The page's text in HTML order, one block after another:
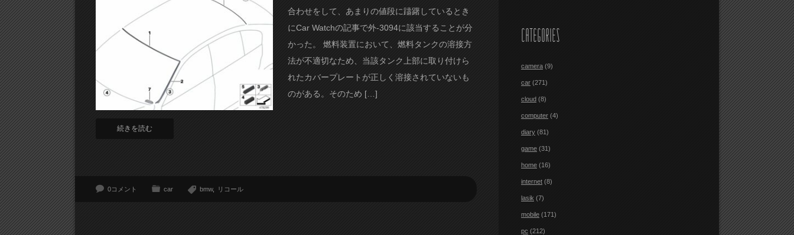
合わせをして、あまりの値段に躊躇しているとき
にCar Watchの記事で外-3094に該当することが分
かった。 燃料装置において、燃料タンクの溶接方
法が不適切なため、当該タンク上部に取り付けら
れたカバープレートが正しく溶接されていないも
のがある。そのため […]
続きを読む
0コメント car bmw リコール
CATEGORIES
camera (9)
car (271)
cloud (8)
computer (4)
diary (81)
game (31)
home (16)
internet (8)
lasik (7)
mobile (171)
pc (212)